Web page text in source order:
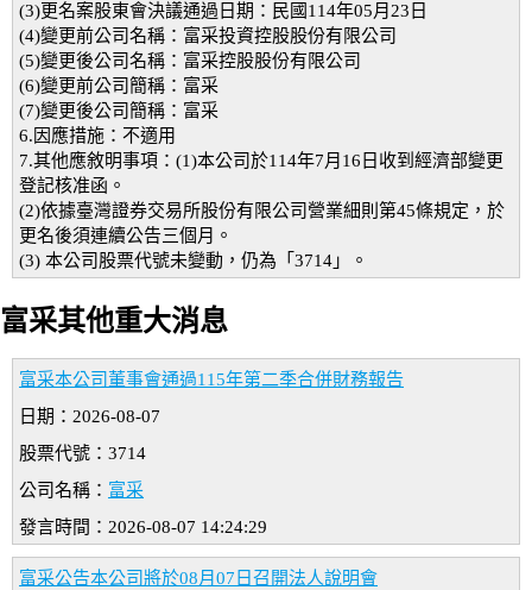
(3)更名案股東會決議通過日期：民國114年05月23日
(4)變更前公司名稱：富采投資控股股份有限公司
(5)變更後公司名稱：富采控股股份有限公司
(6)變更前公司簡稱：富采
(7)變更後公司簡稱：富采
6.因應措施：不適用
7.其他應敘明事項：(1)本公司於114年7月16日收到經濟部變更
登記核准函。
(2)依據臺灣證券交易所股份有限公司營業細則第45條規定，於
更名後須連續公告三個月。
(3) 本公司股票代號未變動，仍為「3714」。
富采其他重大消息
富采本公司董事會通過115年第二季合併財務報告
日期：2026-08-07
股票代號：3714
公司名稱： 富采
發言時間：2026-08-07 14:24:29
富采公告本公司將於08月07日召開法人說明會